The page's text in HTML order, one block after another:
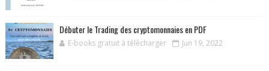
Débuter le Trading des cryptomonnaies en PDF
E-books gratuit à télécharger Jun 19, 2022